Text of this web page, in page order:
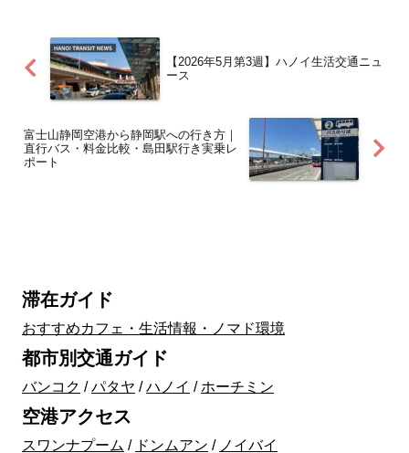
【2026年5月第3週】ハノイ生活交通ニュ
ース
富士山静岡空港から静岡駅への行き方｜
直行バス・料金比較・島田駅行き実乗レ
ポート
滞在ガイド
おすすめカフェ・生活情報・ノマド環境
都市別交通ガイド
バンコク /パタヤ /ハノイ / ホーチミン
空港アクセス
スワンナプーム / ドンムアン / ノイバイ